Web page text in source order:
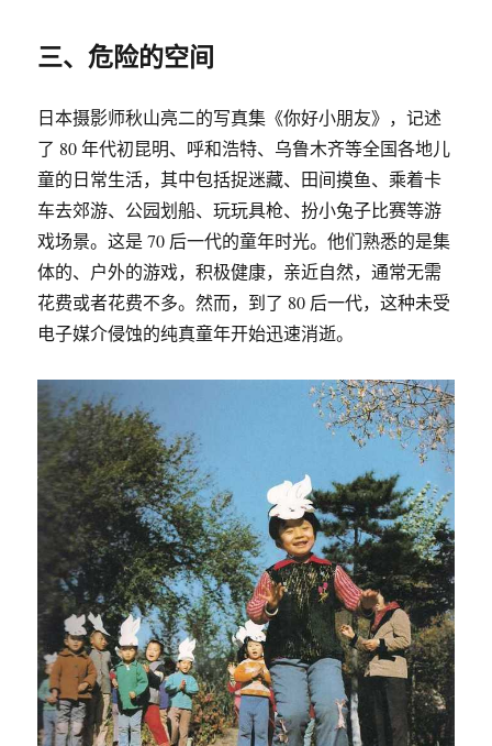
三、危险的空间
日本摄影师秋山亮二的写真集《你好小朋友》，记述
了 80 年代初昆明、呼和浩特、乌鲁木齐等全国各地儿
童的日常生活，其中包括捉迷藏、田间摸鱼、乘着卡
车去郊游、公园划船、玩玩具枪、扮小兔子比赛等游
戏场景。这是 70 后一代的童年时光。他们熟悉的是集
体的、户外的游戏，积极健康，亲近自然，通常无需
花费或者花费不多。然而，到了 80 后一代，这种未受
电子媒介侵蚀的纯真童年开始迅速消逝。